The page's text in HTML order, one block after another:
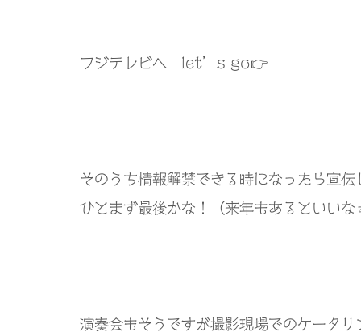
フジテレビへ let’s go👉
そのうち情報解禁できる時になったら宣
ひとまず最後かな！（来年もあるといいな
演奏会もそうですが撮影現場でのケータ